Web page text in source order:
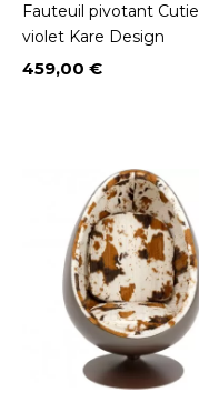
Fauteuil pivotant Cutie
violet Kare Design
Prix
459,00 €